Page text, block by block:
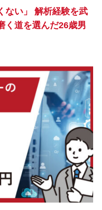
ない」 解析経験を武
く道を選んだ26歳男